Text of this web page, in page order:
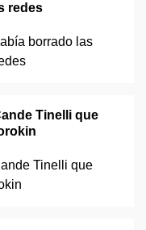
redes
Tinelli que